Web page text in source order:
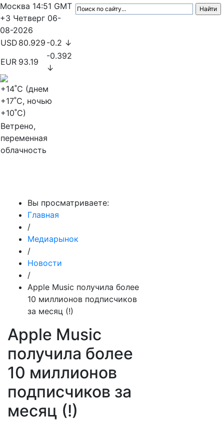
Москва 14:51 GMT
+3 Четверг 06-
08-2026
USD 80.929 -0.2 ↓
EUR 93.19
-0.392
↓
+14˚C (днем
+17˚C, ночью
+10˚C)
Ветрено,
переменная
облачность
Вы просматриваете:
Главная
/
Медиарынок
/
Новости
/
Apple Music получила более
10 миллионов подписчиков
за месяц (!)
Apple Music
получила более
10 миллионов
подписчиков за
месяц (!)